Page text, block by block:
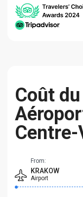
Coût
From:
KRAKOW
Airport